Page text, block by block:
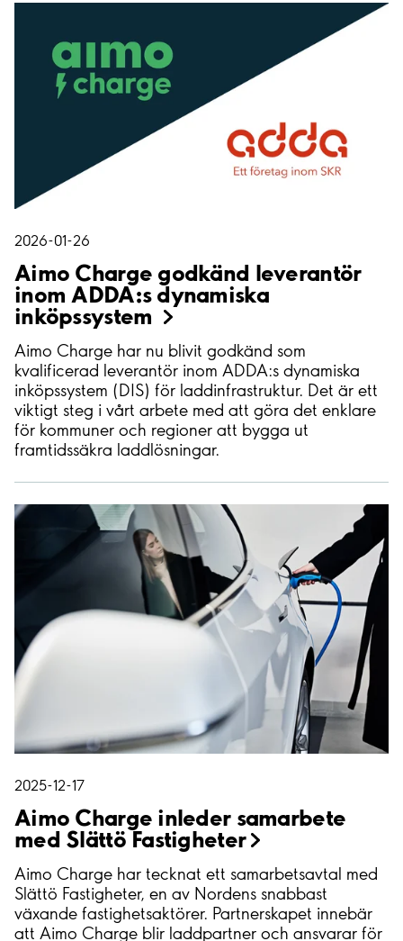
2026-01-26
Aimo Charge godkänd leverantör
inom ADDA:s dynamiska
inköpssystem
Aimo Charge har nu blivit godkänd som
kvalificerad leverantör inom ADDA:s dynamiska
inköpssystem (DIS) för laddinfrastruktur. Det är ett
viktigt steg i vårt arbete med att göra det enklare
för kommuner och regioner att bygga ut
framtidssäkra laddlösningar.
2025-12-17
Aimo Charge inleder samarbete
med SlättöFastigheter
Aimo Charge har tecknat ett samarbetsavtal med
Slättö Fastigheter, en av Nordens snabbast
växande fastighetsaktörer. Partnerskapet innebär
att Aimo Charge blir laddpartner och ansvarar för